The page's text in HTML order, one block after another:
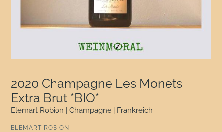
2020 Champagne Les Monets
Extra Brut *BIO*
Elemart Robion | Champagne | Frankreich
VERKÄUFER
ELEMART ROBION